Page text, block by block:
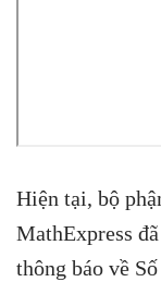
Hiện tại, bộ
MathExpress
thông báo về